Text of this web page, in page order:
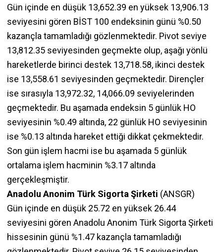
Gün içinde en düşük 13,652.39 en yüksek 13,906.13
seviyesini gören BİST 100 endeksinin günü %0.50
kazançla tamamladığı gözlenmektedir. Pivot seviye
13,812.35 seviyesinden geçmekte olup, aşağı yönlü
hareketlerde birinci destek 13,718.58, ikinci destek
ise 13,558.61 seviyesinden geçmektedir. Dirençler
ise sırasıyla 13,972.32, 14,066.09 seviyelerinden
geçmektedir. Bu aşamada endeksin 5 günlük HO
seviyesinin %0.49 altında, 22 günlük HO seviyesinin
ise %0.13 altında hareket ettiği dikkat çekmektedir.
Son gün işlem hacmi ise bu aşamada 5 günlük
ortalama işlem hacminin %3.17 altında
gerçekleşmiştir.
Anadolu Anonim Türk Sigorta Şirketi (ANSGR)
Gün içinde en düşük 25.72 en yüksek 26.44
seviyesini gören Anadolu Anonim Türk Sigorta Şirketi
hissesinin günü %1.47 kazançla tamamladığı